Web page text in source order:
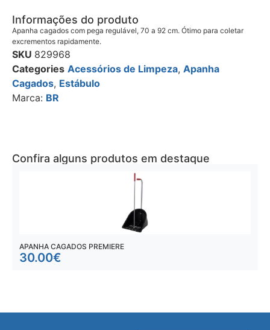
Informações do produto
Apanha cagados com pega regulável, 70 a 92 cm. Ótimo para coletar
excrementos rapidamente.
SKU 829968
Categories Acessórios de Limpeza, Apanha
Cagados, Estábulo
Marca: BR
Confira alguns produtos em destaque
APANHA CAGADOS PREMIERE
30.00€